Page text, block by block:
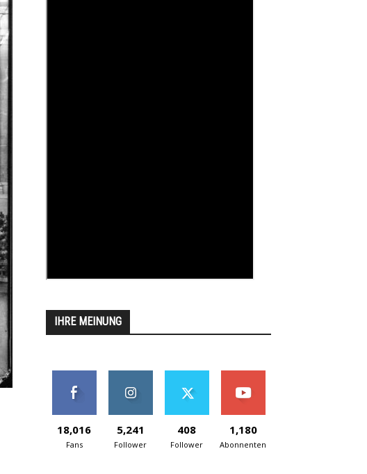
IHRE MEINUNG
18,016
Fans
5,241
Follower
408
Follower
1,180
Abonnenten